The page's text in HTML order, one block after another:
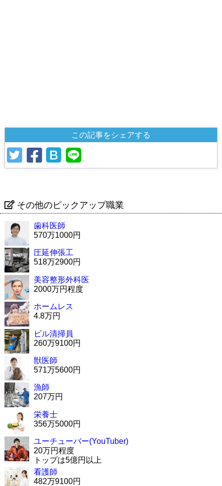
この記事をシェアする
その他のピックアップ職業
歯科医師
570万1000円
圧延伸張工
518万2900円
美容整形外科医
2000万円程度
ホームレス
4.8万円
ビル清掃員
260万9100円
獣医師
571万5600円
漁師
207万円
栄養士
356万5000円
ユーチューバー(YouTuber)
20万円程度
トップは5億円以上
看護師
482万9100円